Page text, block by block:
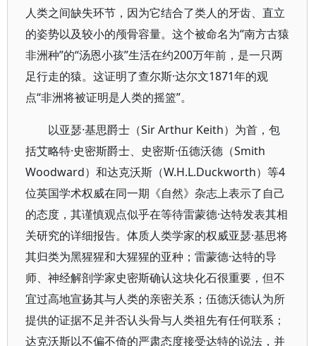
人类之间缺失环节，因为它结合了类人的牙齿、直立
的姿势以及较小的颅骨容量。这个被命名为“南方古猿
非洲种”的“汤恩小孩”生活在约200万年前，是一只两
足行走的猿。这证明了查尔斯·达尔文1871年的观
点“非洲将被证明是人类的摇篮”。
以亚瑟·基思爵士（Sir Arthur Keith）为首，包
括艾略特·史密斯爵士、史密斯·伍德沃德（Smith
Woodward）和达克沃斯（W.H.L.Duckworth）等4
位英国学术权威在同一期《自然》杂志上表示了自己
的态度，其谨慎观点似乎在等待雷蒙德·达特发表其相
关研究的详细报告。体质人类学家的权威亚瑟·基思将
其归类为黑猩猩和大猩猩的亚种；雷蒙德·达特的导
师、神经解剖学家史密斯确认这块化石很重要，但不
宜过高地宣扬其与人类的亲密关系；伍德沃德认为所
提供的证据不足并否认头骨与人类祖先有任何联系；
达克沃斯以不偏不倚的严肃态度接受达特的说法，并